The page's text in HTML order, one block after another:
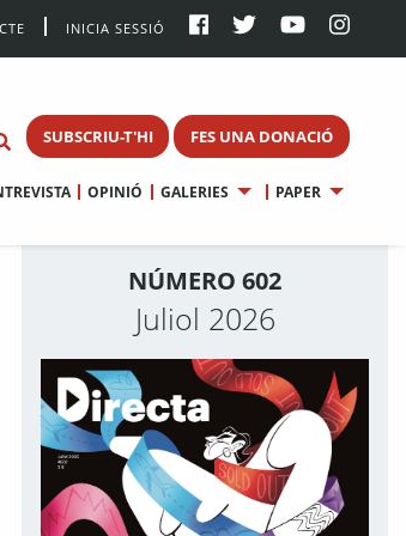
INICIA SESSIÓ
SUBSCRIU-T'HI FES UNA DONACIÓ
OPINIÓ GALERIES PAPER
NÚMERO 602
Juliol 2026